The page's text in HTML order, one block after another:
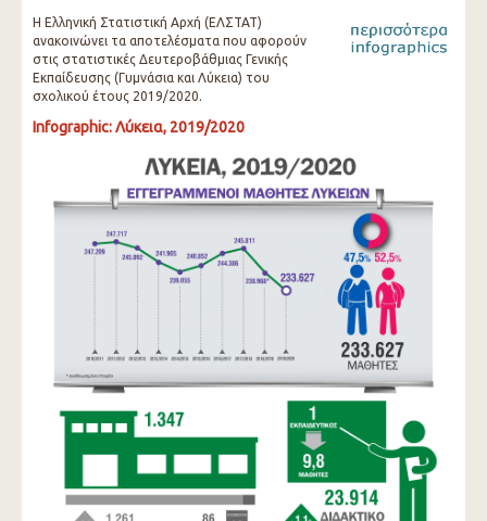
Η Ελληνική Στατιστική Αρχή (ΕΛΣΤΑΤ)
ανακοινώνει τα αποτελέσματα που αφορούν
στις στατιστικές Δευτεροβάθμιας Γενικής
Εκπαίδευσης (Γυμνάσια και Λύκεια) του
σχολικού έτους 2019/2020.
Infographic: Λύκεια, 2019/2020